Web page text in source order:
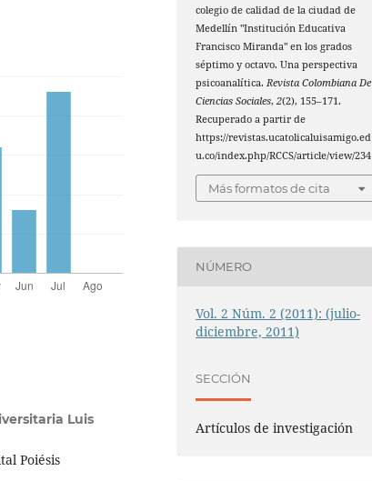
Luis
Poiésis
colegio de calidad de la ciudad de
Medellín "Institución Educativa
Francisco Miranda" en los grados
séptimo y octavo. Una perspectiva
psicoanalítica.Revista Colombiana De
Ciencias Sociales,2(2), 155–171.
Recuperado a partir de
https://revistas.ucatolicaluisamigo.ed
u.co/index.php/RCCS/article/view/234
Más formatos de cita
NÚMERO
Vol. 2 Núm. 2 (2011): (julio-
diciembre, 2011)
SECCIÓN
Artículos de investigación